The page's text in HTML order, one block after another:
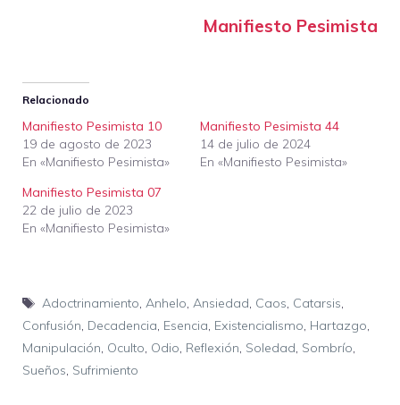
Manifiesto Pesimista
Relacionado
Manifiesto Pesimista 10
19 de agosto de 2023
En «Manifiesto Pesimista»
Manifiesto Pesimista 44
14 de julio de 2024
En «Manifiesto Pesimista»
Manifiesto Pesimista 07
22 de julio de 2023
En «Manifiesto Pesimista»
Etiquetas
Adoctrinamiento, Anhelo, Ansiedad, Caos, Catarsis,
Confusión, Decadencia, Esencia, Existencialismo, Hartazgo,
Manipulación, Oculto, Odio, Reflexión, Soledad, Sombrío,
Sueños, Sufrimiento